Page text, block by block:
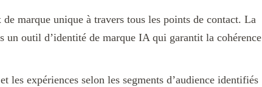
marque unique à travers tous les points de contact. La
un outil d’identité de marque IA qui garantit la cohérence
les expériences selon les segments d’audience identifiés